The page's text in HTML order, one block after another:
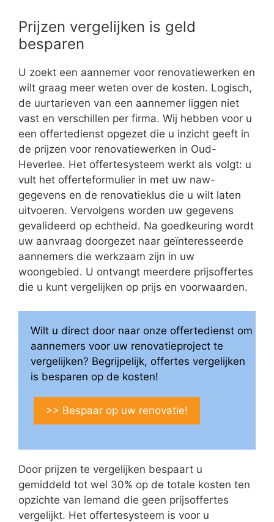
Prijzen vergelijken is geld
besparen
U zoekt een aannemer voor renovatiewerken en
wilt graag meer weten over de kosten. Logisch,
de uurtarieven van een aannemer liggen niet
vast en verschillen per firma. Wij hebben voor u
een offertedienst opgezet die u inzicht geeft in
de prijzen voor renovatiewerken in Oud-
Heverlee. Het offertesysteem werkt als volgt: u
vult het offerteformulier in met uw naw-
gegevens en de renovatieklus die u wilt laten
uitvoeren. Vervolgens worden uw gegevens
gevalideerd op echtheid. Na goedkeuring wordt
uw aanvraag doorgezet naar geïnteresseerde
aannemers die werkzaam zijn in uw
woongebied. U ontvangt meerdere prijsoffertes
die u kunt vergelijken op prijs en voorwaarden.
Wilt u direct door naar onze offertedienst om
aannemers voor uw renovatieproject te
vergelijken? Begrijpelijk, offertes vergelijken
is besparen op de kosten!
>> Bespaar op uw renovatie!
Door prijzen te vergelijken bespaart u
gemiddeld tot wel 30% op de totale kosten ten
opzichte van iemand die geen prijsoffertes
vergelijkt. Het offertesysteem is voor u